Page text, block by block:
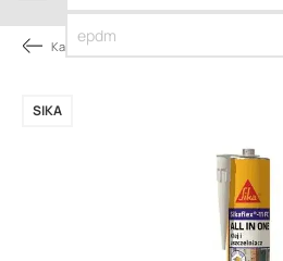
Kategorie produktów
SIKA